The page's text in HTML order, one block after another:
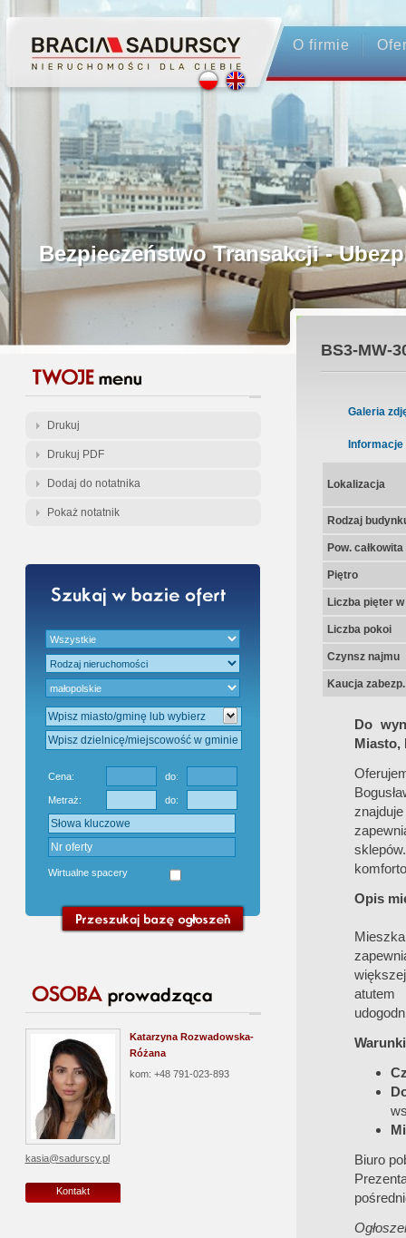
O firmie
Profesjonalne Pośrednictwo
Bezpieczeństwo Transakcji -
Licencjonowani Pośrednicy
Gwarancja Zwrotu Zadatku
Gratis - Przedwstępna Umowa
Drukuj
Drukuj PDF
Dodaj do notatnika
Pokaż notatnik
Cena: do:
Metraż: do:
Wirtualne spacery
Katarzyna Rozwadowska-
Różana
kom: +48 791-023-893
kasia@sadurscy.pl
Kontakt
BS3-MW-
Galeria
Informacje
Lokalizacja
Rodzaj
Pow.
Piętro
Liczba pięter
Liczba pokoi
Czynsz najmu
Kaucja zabezp.
Do
Miasto,
Opis
Biuro